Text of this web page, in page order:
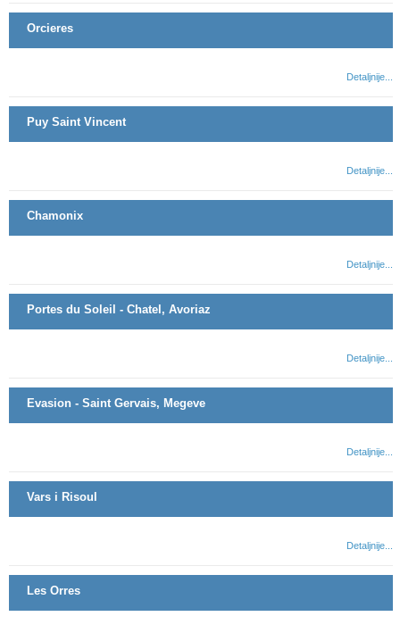
Orcieres
Detaljnije...
Puy Saint Vincent
Detaljnije...
Chamonix
Detaljnije...
Portes du Soleil - Chatel, Avoriaz
Detaljnije...
Evasion - Saint Gervais, Megeve
Detaljnije...
Vars i Risoul
Detaljnije...
Les Orres